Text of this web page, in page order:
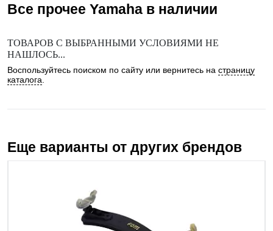
Все прочее Yamaha в наличии
ТОВАРОВ С ВЫБРАННЫМИ УСЛОВИЯМИ НЕ
НАШЛОСЬ...
Воспользуйтесь поиском по сайту или вернитесь на страницу
каталога
Еще варианты от других брендов